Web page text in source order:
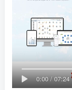
0:00/07:24